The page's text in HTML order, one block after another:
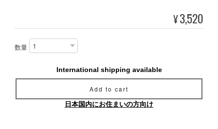
¥3,520
数量
International shipping available
Add to cart
日本国内にお住まいの方向け